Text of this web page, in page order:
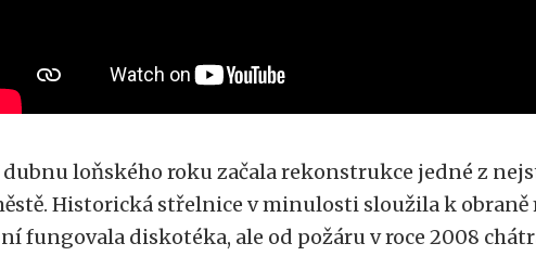
dubnu loňského roku začala rekonstrukce jedné z
Historická střelnice v minulosti sloužila k obraně
fungovala diskotéka, ale od požáru v roce 2008